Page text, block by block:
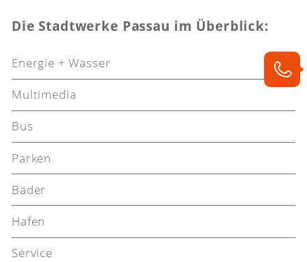
Die Stadtwerke Passau im Überblick:
Energie + Wasser
Multimedia
Bus
Parken
Bäder
Hafen
Service